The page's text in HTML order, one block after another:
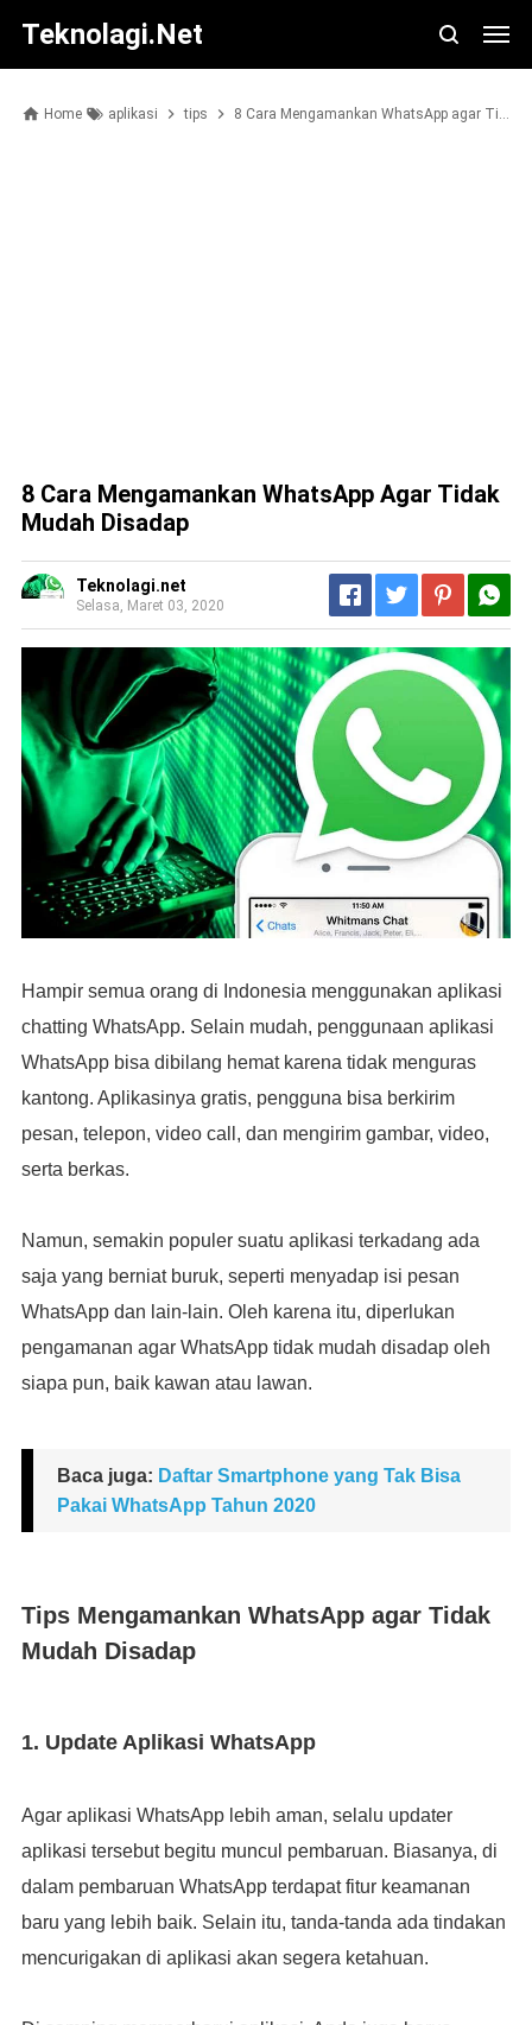
Teknolagi.net
Home aplikasi tips 8 Cara Mengamankan WhatsApp agar Tidak Mudah Disadap
8 Cara Mengamankan WhatsApp Agar Tidak
Mudah Disadap
Teknolagi.net
Selasa, Maret 03, 2020
Hampir semua orang di Indonesia menggunakan aplikasi
chatting WhatsApp. Selain mudah, penggunaan aplikasi
WhatsApp bisa dibilang hemat karena tidak menguras
kantong. Aplikasinya gratis, pengguna bisa berkirim
pesan, telepon, video call, dan mengirim gambar, video,
serta berkas.
Namun, semakin populer suatu aplikasi terkadang ada
saja yang berniat buruk, seperti menyadap isi pesan
WhatsApp dan lain-lain. Oleh karena itu, diperlukan
pengamanan agar WhatsApp tidak mudah disadap oleh
siapa pun, baik kawan atau lawan.
Baca juga: Daftar Smartphone yang Tak Bisa
Pakai WhatsApp Tahun 2020
Tips Mengamankan WhatsApp agar Tidak
Mudah Disadap
1. Update Aplikasi WhatsApp
Agar aplikasi WhatsApp lebih aman, selalu updater
aplikasi tersebut begitu muncul pembaruan. Biasanya, di
dalam pembaruan WhatsApp terdapat fitur keamanan
baru yang lebih baik. Selain itu, tanda-tanda ada tindakan
mencurigakan di aplikasi akan segera ketahuan.